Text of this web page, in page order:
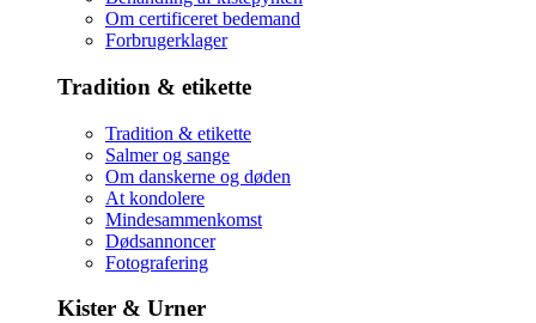
Om certificeret bedemand
Forbrugerklager
Tradition & etikette
Tradition & etikette
Salmer og sange
Om danskerne og døden
At kondolere
Mindesammenkomst
Dødsannoncer
Fotografering
Kister & Urner